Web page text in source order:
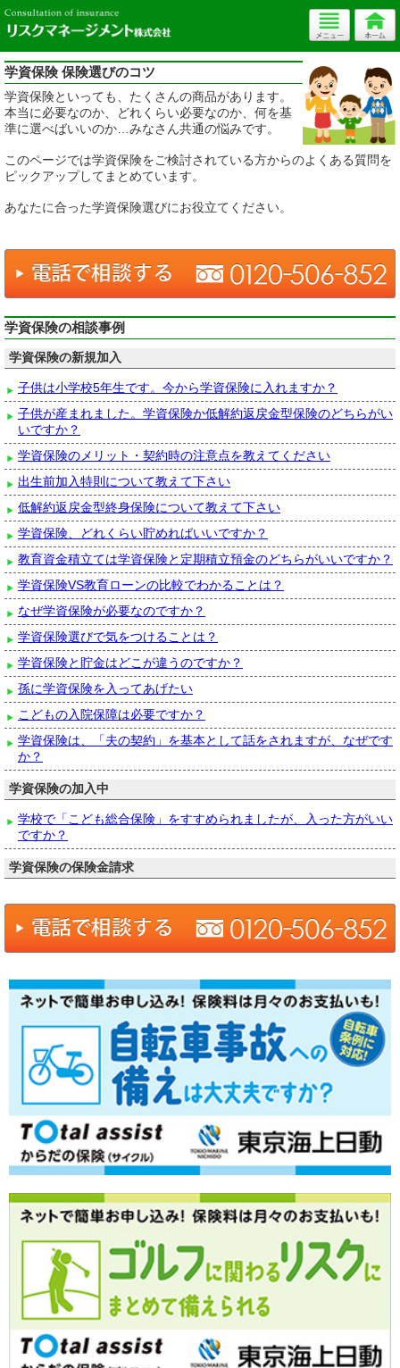
学資保険 保険選びのコツ
学資保険といっても、たくさんの商品があります。
本当に必要なのか、どれくらい必要なのか、何を基
準に選べばいいのか…みなさん共通の悩みです。
このページでは学資保険をご検討されている方からのよくある質問を
ピックアップしてまとめています。
あなたに合った学資保険選びにお役立てください。
学資保険の相談事例
学資保険の新規加入
子供は小学校5年生です。今から学資保険に入れますか？
子供が産まれました。学資保険か低解約返戻金型保険のどちらがい
いですか？
学資保険のメリット・契約時の注意点を教えてください
出生前加入特則について教えて下さい
低解約返戻金型終身保険について教えて下さい
学資保険、どれくらい貯めればいいですか？
教育資金積立ては学資保険と定期積立預金のどちらがいいですか？
学資保険VS教育ローンの比較でわかることは？
なぜ学資保険が必要なのですか？
学資保険選びで気をつけることは？
学資保険と貯金はどこが違うのですか？
孫に学資保険を入ってあげたい
こどもの入院保障は必要ですか？
学資保険は、「夫の契約」を基本として話をされますが、なぜです
か？
学資保険の加入中
学校で「こども総合保険」をすすめられましたが、入った方がいい
ですか？
学資保険の保険金請求